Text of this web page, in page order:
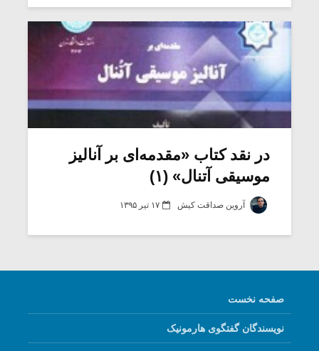
در نقد کتاب «مقدمه‌ای بر آنالیز
موسیقی آتنال» (۱)
آروین صداقت کیش ۱۷ تیر ۱۳۹۵
صفحه نخست
نویسندگان گفتگوی هارمونیک
میکلوش روژا
یادداشتی بر موسیقی
شیش و نیم»
مشهورترین باشی،
موریس ژار
موسیقی